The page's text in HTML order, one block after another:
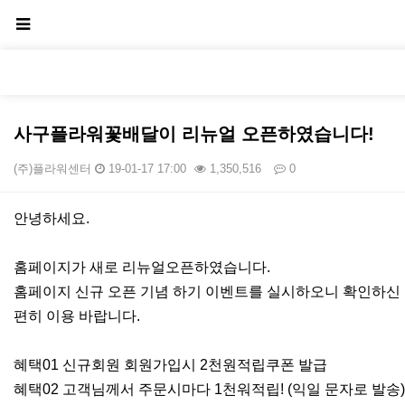
사구플라워꽃배달이 리뉴얼 오픈하였습니다!
(주)플라워센터 19-01-17 17:00 1,350,516 0
본문
안녕하세요.
홈페이지가 새로 리뉴얼오픈하였습니다.
홈페이지 신규 오픈 기념 하기 이벤트를 실시하오니 확인하신
편히 이용 바랍니다.
혜택01 신규회원 회원가입시 2천원적립쿠폰 발급
혜택02 고객님께서 주문시마다 1천워적립! (익일 문자로 발송)